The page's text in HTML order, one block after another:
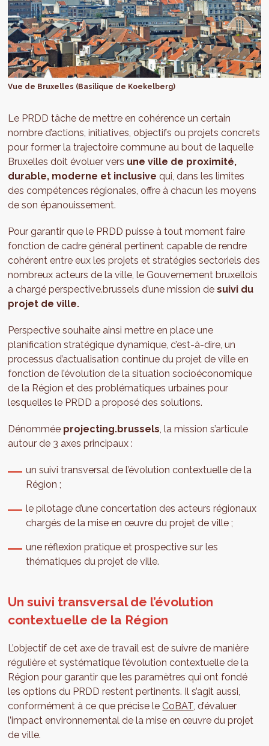
Vue de Bruxelles (Basilique de Koekelberg)
Le PRDD tâche de mettre en cohérence un certain
nombre d’actions, initiatives, objectifs ou projets concrets
pour former la trajectoire commune au bout de laquelle
Bruxelles doit évoluer vers une ville de proximité,
durable, moderne et inclusive qui, dans les limites
des compétences régionales, offre à chacun les moyens
de son épanouissement.
Pour garantir que le PRDD puisse à tout moment faire
fonction de cadre général pertinent capable de rendre
cohérent entre eux les projets et stratégies sectoriels des
nombreux acteurs de la ville, le Gouvernement bruxellois
a chargé perspective.brussels d’une mission desuivi du
projet de ville.
Perspective souhaite ainsi mettre en place une
planification stratégique dynamique, c’est-à-dire, un
processus d’actualisation continue du projet de ville en
fonction de l’évolution de la situation socioéconomique
de la Région et des problématiques urbaines pour
lesquelles le PRDD a proposé des solutions.
Dénommée projecting.brussels , la mission s’articule
autour de 3 axes principaux :
un suivi transversal de l’évolution contextuelle de la
Région ;
le pilotage d’une concertation des acteurs régionaux
chargés de la mise en œuvre du projet de ville ;
une réflexion pratique et prospective sur les
thématiques du projet de ville.
Un suivi transversal de l’évolution
contextuelle de la Région
L’objectif de cet axe de travail est de suivre de manière
régulière et systématique l’évolution contextuelle de la
Région pour garantir que les paramètres qui ont fondé
les options du PRDD restent pertinents. Il s’agit aussi,
conformément à ce que précise leCoBAT , d’évaluer
l’impact environnemental de la mise en œuvre du projet
de ville.